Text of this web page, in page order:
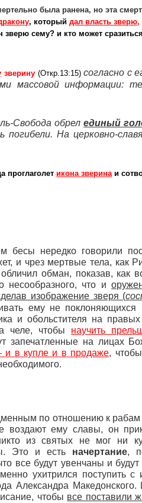
была ранена, но эта
, который дал власть зверю,
зверю сему? и кто может
зверину (Откр.13:15)согласно с
массовой информации:
Свобода обрелединый
погибели. На церковно-
проглаголет икона зверина и
бесы нередко говорили
и чрез мертвые тела, как
обман, показав, как
несообразного, что и
изображение зверя (
ему не поклоняющихся
и обольстителя на
челе, чтобы научить
запечатленные на лицах
и в купле и в продаже,
по отношению к
воздают ему славы, он
из святых не мог ни
Это и есть начертание,
все будут увенчаны и
ухитрился поступить
Александра
чтобы все поставили